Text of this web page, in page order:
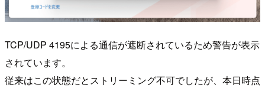
TCP/UDP 4195による通信が遮断されているため警告が表示
されています。
従来はこの状態だとストリーミング不可でしたが、本日時点